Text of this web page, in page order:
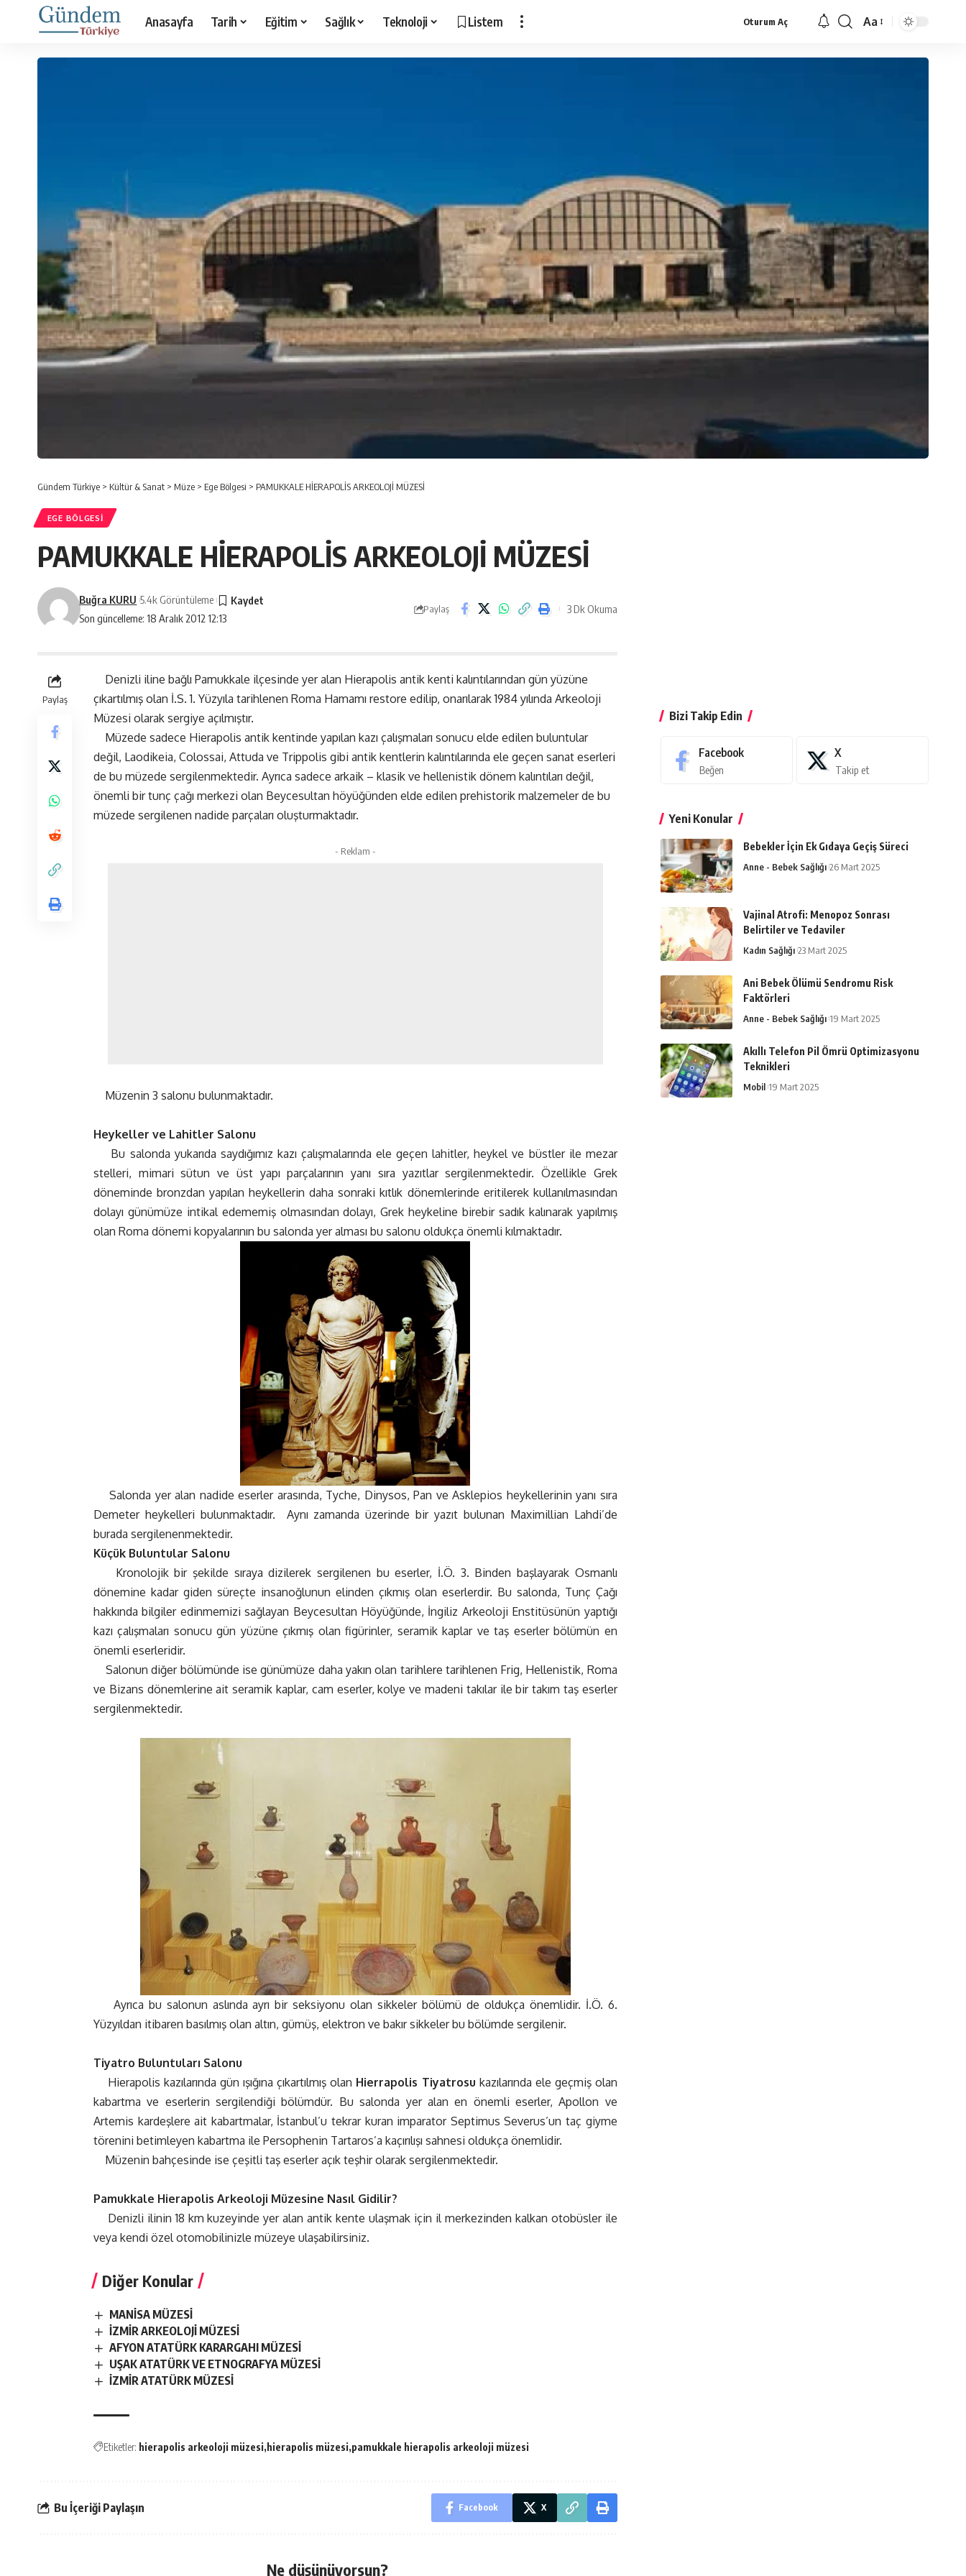
Anasayfa Tarih Eğitim Sağlık Teknoloji Listem Oturum Aç Aa
Gündem Türkiye > Kültür & Sanat > Müze > Ege Bölgesi > PAMUKKALE HİERAPOLİS ARKEOLOJİ MÜZESİ
EGE BÖLGESI
PAMUKKALE HİERAPOLİS ARKEOLOJİ MÜZESİ
Son güncelleme: 18 Aralık 2012 12:13
Buğra KURU 5.4k Görüntüleme
Paylaş 3 Dk Okuma
Paylaş
Denizli iline bağlı Pamukkale ilçesinde yer alan Hierapolis antik kenti kalıntılarından gün yüzüne
çıkartılmış olan İ.S. 1. Yüzyıla tarihlenen Roma Hamamı restore edilip, onarılarak 1984 yılında Arkeoloji
Müzesi olarak sergiye açılmıştır.
Müzede sadece Hierapolis antik kentinde yapılan kazı çalışmaları sonucu elde edilen buluntular
değil, Laodikeia, Colossai, Attuda ve Trippolis gibi antik kentlerin kalıntılarında ele geçen sanat eserleri
de bu müzede sergilenmektedir. Ayrıca sadece arkaik – klasik ve hellenistik dönem kalıntıları değil,
önemli bir tunç çağı merkezi olan Beycesultan höyüğünden elde edilen prehistorik malzemeler de bu
müzede sergilenen nadide parçaları oluşturmaktadır.
- Reklam -
Müzenin 3 salonu bulunmaktadır.
Heykeller ve Lahitler Salonu
Bu salonda yukarıda saydığımız kazı çalışmalarında ele geçen lahitler, heykel ve büstler ile mezar
stelleri, mimari sütun ve üst yapı parçalarının yanı sıra yazıtlar sergilenmektedir. Özellikle Grek
döneminde bronzdan yapılan heykellerin daha sonraki kıtlık dönemlerinde eritilerek kullanılmasından
dolayı günümüze intikal edememiş olmasından dolayı, Grek heykeline birebir sadık kalınarak yapılmış
olan Roma dönemi kopyalarının bu salonda yer alması bu salonu oldukça önemli kılmaktadır.
Salonda yer alan nadide eserler arasında, Tyche, Dinysos, Pan ve Asklepios heykellerinin yanı sıra
Demeter heykelleri bulunmaktadır.
Aynı zamanda üzerinde bir yazıt bulunan Maximillian Lahdi’de
burada sergilenenmektedir.
Küçük Buluntular Salonu
Kronolojik bir şekilde sıraya dizilerek sergilenen bu eserler, İ.Ö. 3. Binden başlayarak Osmanlı
dönemine kadar giden süreçte insanoğlunun elinden çıkmış olan eserlerdir. Bu salonda, Tunç Çağı
hakkında bilgiler edinmemizi sağlayan Beycesultan Höyüğünde, İngiliz Arkeoloji Enstitüsünün yaptığı
kazı çalışmaları sonucu gün yüzüne çıkmış olan figürinler, seramik kaplar ve taş eserler bölümün en
önemli eserleridir.
Salonun diğer bölümünde ise günümüze daha yakın olan tarihlere tarihlenen Frig, Hellenistik, Roma
ve Bizans dönemlerine ait seramik kaplar, cam eserler, kolye ve madeni takılar ile bir takım taş eserler
sergilenmektedir.
Ayrıca bu salonun aslında ayrı bir seksiyonu olan sikkeler bölümü de oldukça önemlidir. İ.Ö. 6.
Yüzyıldan itibaren basılmış olan altın, gümüş, elektron ve bakır sikkeler bu bölümde sergilenir.
Tiyatro Buluntuları Salonu
Hierapolis kazılarında gün ışığına çıkartılmış olan Hierrapolis Tiyatrosu kazılarında ele geçmiş olan
kabartma ve eserlerin sergilendiği bölümdür. Bu salonda yer alan en önemli eserler, Apollon ve
Artemis kardeşlere ait kabartmalar, İstanbul’u tekrar kuran imparator Septimus Severus’un taç giyme
törenini betimleyen kabartma ile Persophenin Tartaros’a kaçırılışı sahnesi oldukça önemlidir.
Müzenin bahçesinde ise çeşitli taş eserler açık teşhir olarak sergilenmektedir.
Pamukkale Hierapolis Arkeoloji Müzesine Nasıl Gidilir?
Denizli ilinin 18 km kuzeyinde yer alan antik kente ulaşmak için il merkezinden kalkan otobüsler ile
veya kendi özel otomobilinizle müzeye ulaşabilirsiniz.
Diğer Konular
MANİSA MÜZESİ
İZMİR ARKEOLOJİ MÜZESİ
AFYON ATATÜRK KARARGAHI MÜZESİ
UŞAK ATATÜRK VE ETNOGRAFYA MÜZESİ
İZMİR ATATÜRK MÜZESİ
Etiketler: hierapolis arkeoloji müzesi hierapolis müzesi pamukkale hierapolis arkeoloji müzesi
Bu İçeriği Paylaşın Facebook X
Ne düşünüyorsun?
Bizi Takip Edin
Facebook
Beğen
X
Takip et
Yeni Konular
Bebekler İçin Ek Gıdaya Geçiş Süreci
Anne - Bebek Sağlığı 26 Mart 2025
Vajinal Atrofi: Menopoz Sonrası
Belirtiler ve Tedaviler
Kadın Sağlığı 23 Mart 2025
Ani Bebek Ölümü Sendromu Risk
Faktörleri
Anne - Bebek Sağlığı 19 Mart 2025
Akıllı Telefon Pil Ömrü Optimizasyonu
Teknikleri
Mobil 19 Mart 2025